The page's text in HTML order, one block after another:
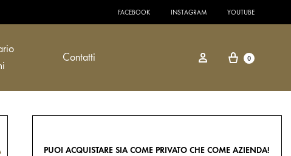
FACEBOOK INSTAGRAM YOUTUBE
Contatti Carrello
0
PUOI ACQUISTARE SIA COME PRIVATO CHE COME AZIENDA!